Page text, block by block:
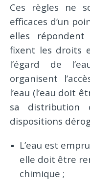
Ces règles ne
efficaces d’un
elles
fixent les droits
l’égard de
organisent
l’eau (l’eau doit
sa distribution
dispositions
L’eau est
elle doit être
chimique ;